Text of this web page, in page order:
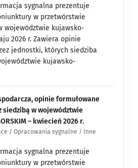
sygnalna prezentuje
w przetwórstwie
województwie kujawsko-
2026 r. Zawiera opinie
jednostki, których siedziba
kujawsko-
opinie formułowane
siedzibą w województwie
– kwiecień 2026 r.
/ Opracowania sygnalne / Inne
sygnalna prezentuje
w przetwórstwie